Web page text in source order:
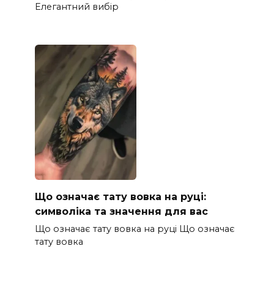
Елегантний вибір
Що означає тату вовка на руці:
символіка та значення для вас
Що означає тату вовка на руці Що означає
тату вовка